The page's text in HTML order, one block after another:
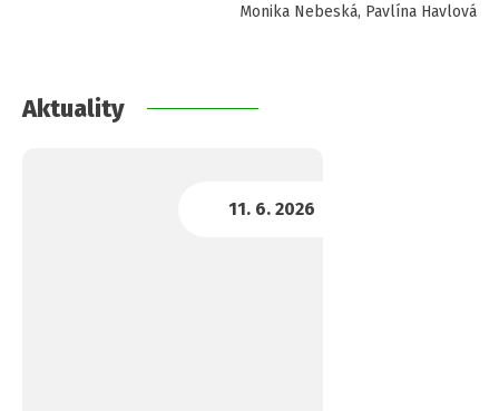
Monika Nebeská, Pavlína Havlová
Aktuality